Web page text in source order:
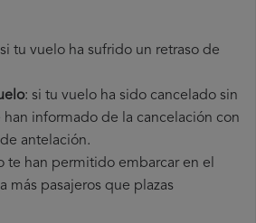
tu vuelo ha sufrido un retraso de
: si tu vuelo ha sido cancelado sin
han informado de la cancelación con
de antelación.
te han permitido embarcar en el
más pasajeros que plazas